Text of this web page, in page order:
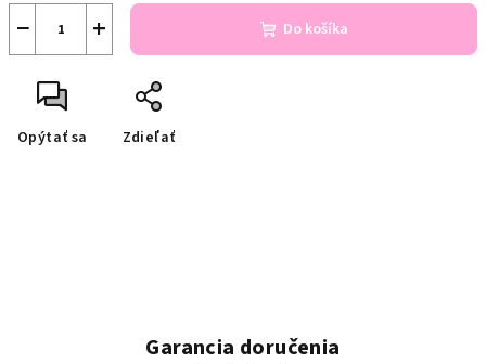
+
− Do košíka
Opýtať sa Zdieľať
Garancia doručenia